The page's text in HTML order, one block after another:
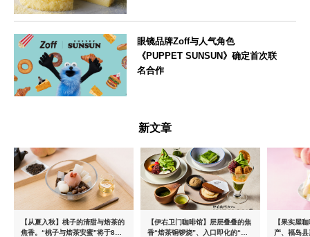
眼镜品牌Zoff与人气角色
《PUPPET SUNSUN》确定首次联
名合作
新文章
【从夏入秋】桃子的清甜与焙茶的
焦香。“桃子与焙茶安蜜”将于8月
【伊右卫门咖啡馆】层层叠叠的焦
香“焙茶铜锣烧”、入口即化的“宇
【果实屋
产、福岛